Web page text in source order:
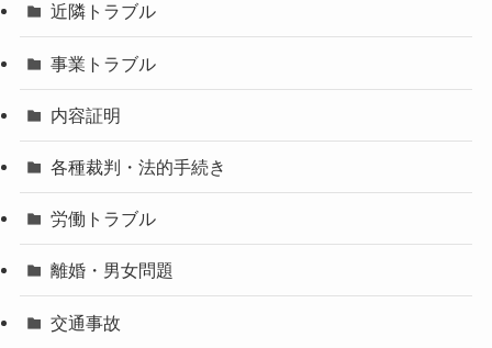
近隣トラブル
事業トラブル
内容証明
各種裁判・法的手続き
労働トラブル
離婚・男女問題
交通事故